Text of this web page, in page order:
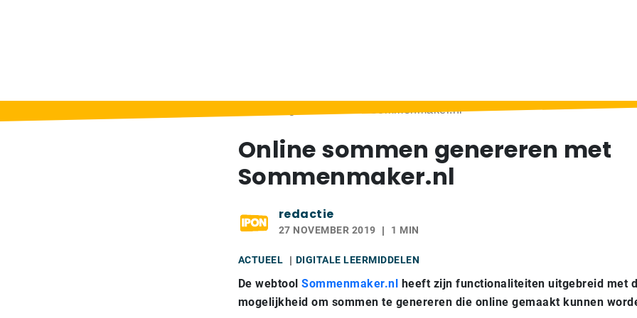
Online sommen genereren met Sommenmaker.nl
Online sommen genereren met
Sommenmaker.nl
redactie
27 NOVEMBER 2019 1 MIN
ACTUEEL DIGITALE LEERMIDDELEN
De webtool Sommenmaker.nl heeft zijn functionaliteiten uitgebreid met
mogelijkheid om sommen te genereren die online gemaakt kunnen